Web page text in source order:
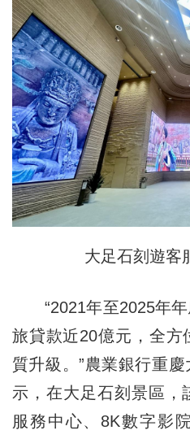
大足石刻遊客
“2021年至2025年年
旅貸款近20億元，全方
質升級。”農業銀行重
示，在大足石刻景區，
服務中心、8K數字影